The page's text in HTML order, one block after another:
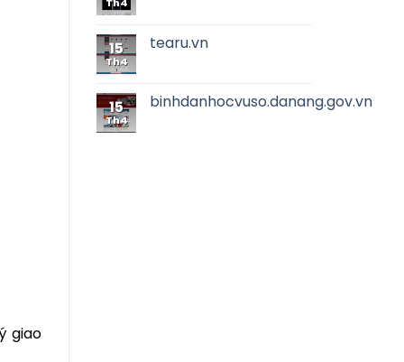
giao
15
Th4
tearu.vn
15
Th4
binhdanhocvuso.danang.gov.vn